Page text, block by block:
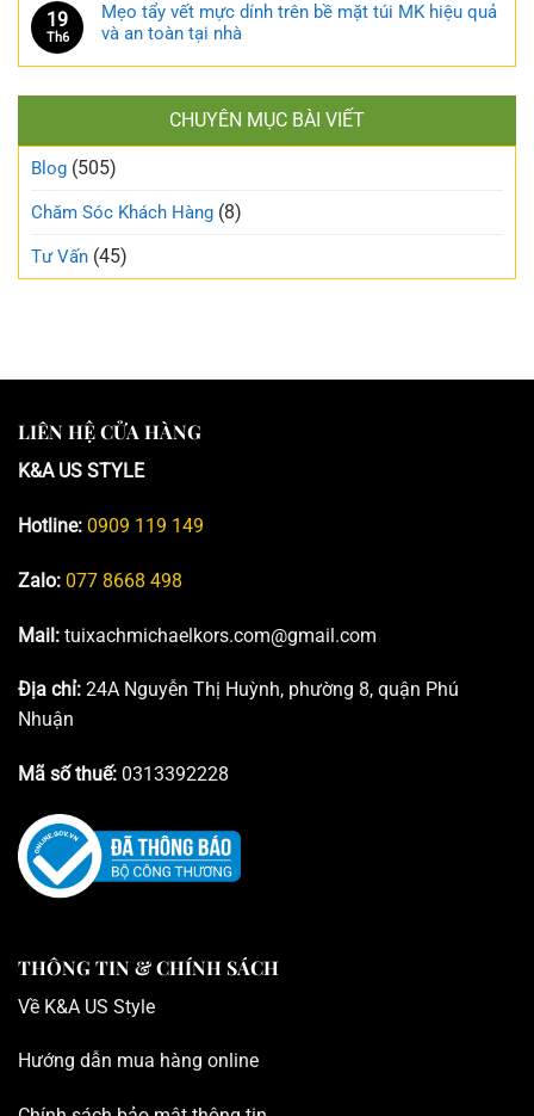
19
Th6
Mẹo tẩy vết mực dính trên bề mặt túi MK hiệu quả
và an toàn tại nhà
CHUYÊN MỤC BÀI VIẾT
Blog (505)
Chăm Sóc Khách Hàng (8)
Tư Vấn (45)
LIÊN HỆ CỬA HÀNG
K&A US STYLE
Hotline: 0909 119 149
Zalo: 077 8668 498
Mail: tuixachmichaelkors.com@gmail.com
Địa chỉ: 24A Nguyễn Thị Huỳnh, phường 8, quận Phú
Nhuận
Mã số thuế: 0313392228
THÔNG TIN & CHÍNH SÁCH
Về K&A US Style
Hướng dẫn mua hàng online